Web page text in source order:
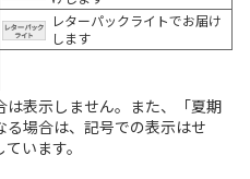
レターパックライトでお届け
します
表示しません。また、「夏期
場合は、記号での表示はせ
います。